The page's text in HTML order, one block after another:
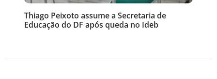
Thiago Peixoto assume a Secretaria de
Educação do DF após queda no Ideb